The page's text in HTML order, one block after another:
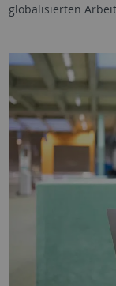
globalisierten